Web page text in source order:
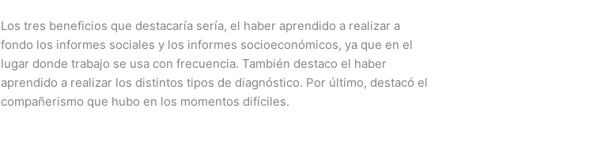
Los tres beneficios que destacaría sería, el haber aprendido a realizar a
fondo los informes sociales y los informes socioeconómicos, ya que en el
lugar donde trabajo se usa con frecuencia. También destaco el haber
aprendido a realizar los distintos tipos de diagnóstico. Por último, destacó el
compañerismo que hubo en los momentos difíciles.